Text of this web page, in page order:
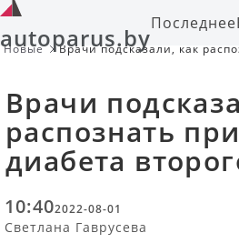
autoparus.byПоследнее
Новые
Врачи подсказали, как
Врачи
распознать
диабета
10:402022-08-01
Светлана Гаврусева